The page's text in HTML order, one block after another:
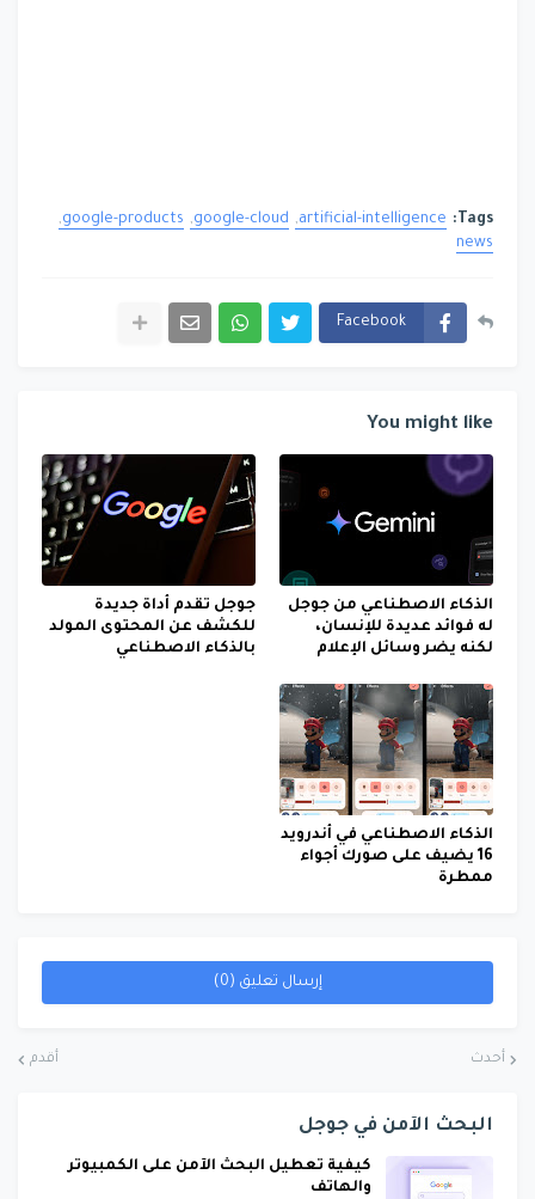
Tags:
artificial-intelligence
google-cloud
google-products
news
Facebook
You might like
الذكاء الاصطناعي من جوجل
له فوائد عديدة للإنسان،
لكنه يضر وسائل الإعلام
جوجل تقدم أداة جديدة
للكشف عن المحتوى المولد
بالذكاء الاصطناعي
الذكاء الاصطناعي في أندرويد
16 يضيف على صورك أجواء
ممطرة
إرسال تعليق (0)
أحدث أقدم
البحث الآمن في جوجل
كيفية تعطيل البحث الآمن على الكمبيوتر
والهاتف